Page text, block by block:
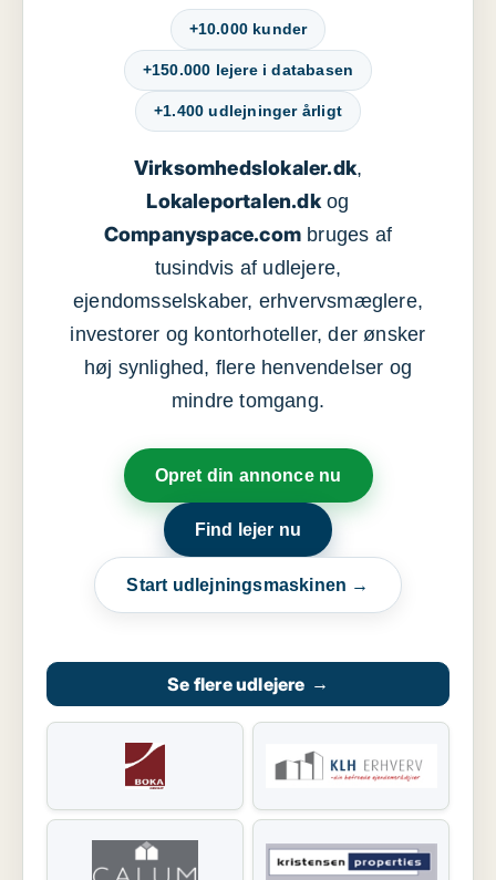
+10.000 kunder
+150.000 lejere i databasen
+1.400 udlejninger årligt
Virksomhedslokaler.dk,
Lokaleportalen.dkog
Companyspace.com bruges af
tusindvis af udlejere,
ejendomsselskaber, erhvervsmæglere,
investorer og kontorhoteller, der ønsker
høj synlighed, flere henvendelser og
mindre tomgang.
Opret din annonce nu
Find lejer nu
Start udlejningsmaskinen →
Se flere udlejere →